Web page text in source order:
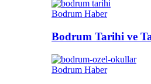
Bodrum Haber
Bodrum Tarihi ve
Bodrum Haber